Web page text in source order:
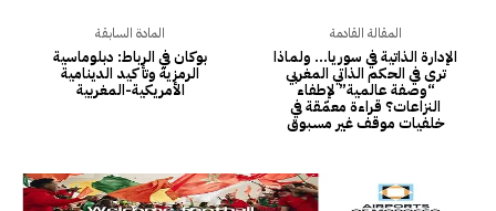
المادة السابقة
بوكان في الرباط: دبلوماسية
الرمزية وتأكيد الدينامية
الأمريكية-المغربية
المقالة القادمة
الإدارة الذاتية في سوريا… ولماذا
ترى في الحكم الذاتي المغربي
“وصفة عالمية” لإطفاء
النزاعات؟ قراءة معمّقة في
خلفيات موقف غير مسبوق